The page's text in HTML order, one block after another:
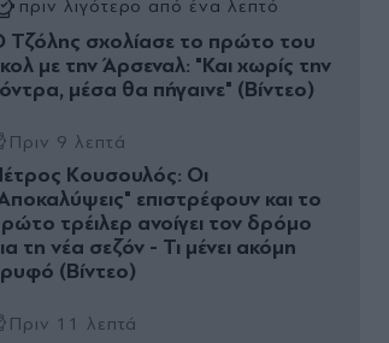
πριν λιγότερο από ένα λεπτό
Τζόλης σχολίασε το πρώτο του
με την Άρσεναλ: "Και χωρίς την
μέσα θα πήγαινε" (Βίντεο)
Πριν 9 λεπτά
Κουσουλός: Οι
επιστρέφουν και το
τρέιλερ ανοίγει τον δρόμο
τη νέα σεζόν - Τι μένει ακόμη
(Βίντεο)
Πριν 11 λεπτά